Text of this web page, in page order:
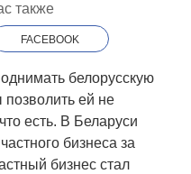
также
FACEBOOK
белорусскую
позволить ей не
есть. В Беларуси
бизнеса за
бизнес стал